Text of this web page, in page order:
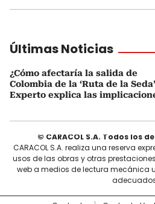
Últimas Noticias
¿Cómo afectaría la salida de
Colombia de la ‘Ruta de la
Experto explica las
© CARACOL S.A. Todos los
CARACOL S.A. realiza una reserva
usos de las obras y otras
web a medios de lectura mecánica